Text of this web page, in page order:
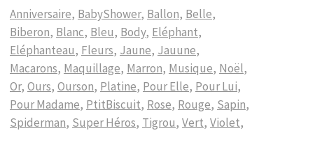
Anniversaire BabyShower Ballon Belle
Biberon Blanc Bleu Body Eléphant
Eléphanteau Fleurs Jaune Jauune
Macarons Maquillage Marron Musique Noël
Or Ours Ourson Platine Pour Elle Pour Lui
Pour Madame PtitBiscuit Rose Rouge Sapin
Spiderman Super Héros Tigrou Vert Violet